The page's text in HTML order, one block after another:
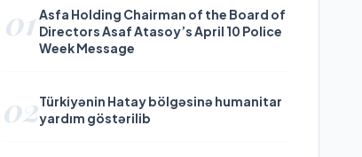
01 Asfa Holding Chairman of the Board of
Directors Asaf Atasoy’s April 10 Police
Week Message
02Türkiyənin Hatay bölgəsinə humanitar
yardım göstərilib